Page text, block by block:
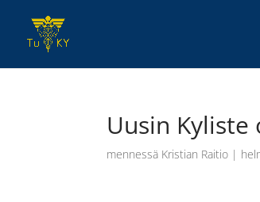
Uusin
mennessä Kristian Raitio |